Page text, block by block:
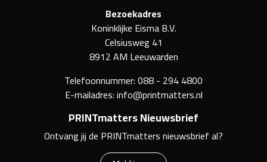
Bezoekadres
Koninklijke Eisma B.V.
Celsiusweg 41
8912 AM Leeuwarden
Telefoonnummer:088 - 294 4800
E-mailadres:info@printmatters.nl
PRINTmatters Nieuwsbrief
Ontvang jij de PRINTmatters nieuwsbrief al?